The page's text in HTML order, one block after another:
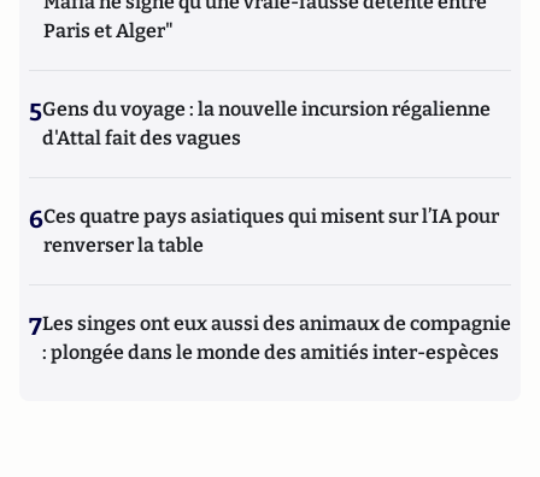
Paris et Alger"
5Gens du voyage : la nouvelle incursion régalienne
d'Attal fait des vagues
6Ces quatre pays asiatiques qui misent sur l’IA pour
renverser la table
7Les singes ont eux aussi des animaux de compagnie
: plongée dans le monde des amitiés inter-espèces